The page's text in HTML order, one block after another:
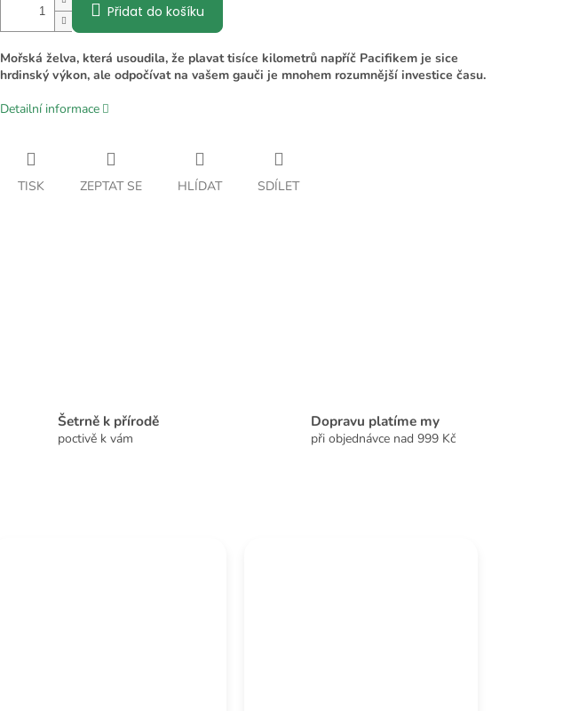
Přidat do košíku
Mořská želva, která usoudila, že plavat tisíce kilometrů napříč Pacifikem je sice
hrdinský výkon, ale odpočívat na vašem gauči je mnohem rozumnější investice času.
Detailní informace
TISK ZEPTAT SE HLÍDAT SDÍLET
Šetrně k přírodě
poctivě k vám
Dopravu platíme my
při objednávce nad 999 Kč